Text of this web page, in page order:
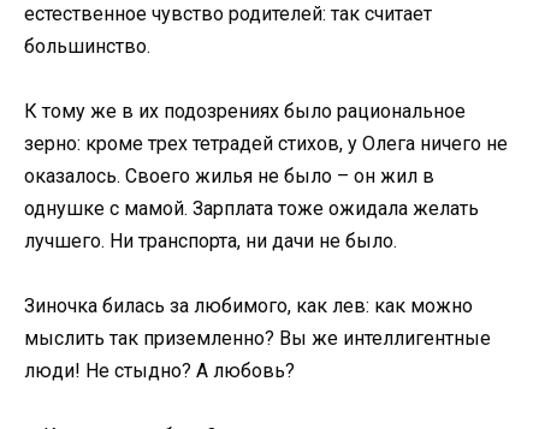
естественное чувство родителей: так считает
большинство.
К тому же в их подозрениях было рациональное
зерно: кроме трех тетрадей стихов, у Олега ничего не
оказалось. Своего жилья не было – он жил в
однушке с мамой. Зарплата тоже ожидала желать
лучшего. Ни транспорта, ни дачи не было.
Зиночка билась за любимого, как лев: как можно
мыслить так приземленно? Вы же интеллигентные
люди! Не стыдно? А любовь?